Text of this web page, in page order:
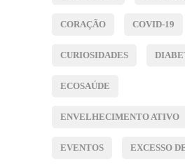
CORAÇÃO COVID-19
CURIOSIDADES
ECOSAÚDE
ENVELHECIMENTO ATIVO
EVENTOS EXCESSO